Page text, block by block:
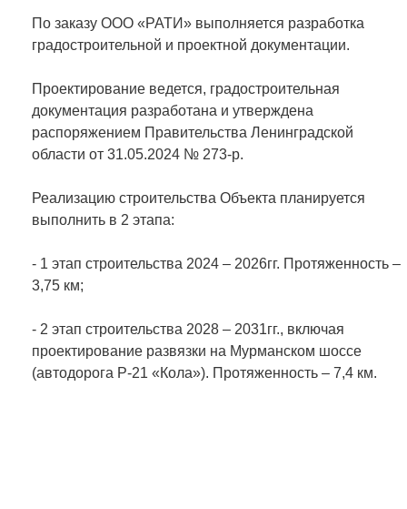
По заказу ООО «РАТИ» выполняется разработка
градостроительной и проектной документации.
Проектирование ведется, градостроительная
документация разработана и утверждена
распоряжением Правительства Ленинградской
области от 31.05.2024 № 273-р.
Реализацию строительства Объекта планируется
выполнить в 2 этапа:
- 1 этап строительства 2024 – 2026гг. Протяженность –
3,75 км;
- 2 этап строительства 2028 – 2031гг., включая
проектирование развязки на Мурманском шоссе
(автодорога Р-21 «Кола»). Протяженность – 7,4 км.